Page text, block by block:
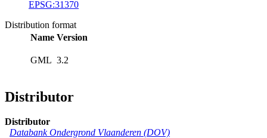
EPSG:31370
Distribution format
Name Version
GML 3.2
Distributor
Distributor
Databank Ondergrond Vlaanderen (DOV)